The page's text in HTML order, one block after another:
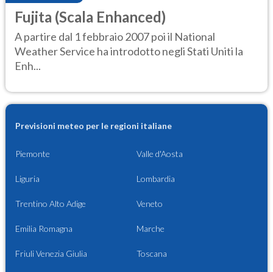
Fujita (Scala Enhanced)
A partire dal 1 febbraio 2007 poi il National
Weather Service ha introdotto negli Stati Uniti la
Enh...
Previsioni meteo per le regioni italiane
Piemonte Valle d'Aosta
Liguria Lombardia
Trentino Alto Adige Veneto
Emilia Romagna Marche
Friuli Venezia Giulia Toscana